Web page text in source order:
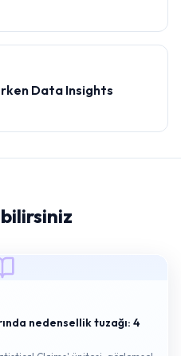
Data Insights
nedensellik tuzağı: 4